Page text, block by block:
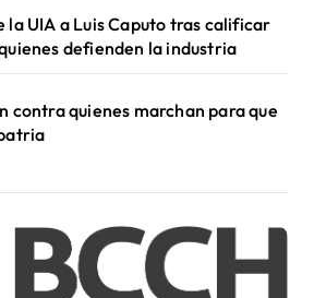
la UIA a Luis Caputo tras calificar
defienden la industria
contra quienes marchan para que